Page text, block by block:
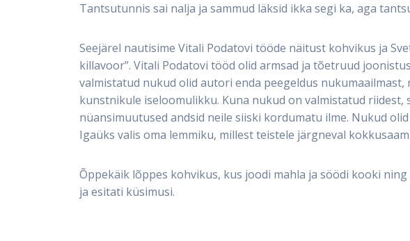
Tantsutunnis sai nalja ja sammud läksid ikka segi ka, aga
Seejärel nautisime Vitali Podatovi tööde näitust kohvikus ja
killavoor”. Vitali Podatovi tööd olid armsad ja tõetruud
valmistatud nukud olid autori enda peegeldus nukumaailmast,
kunstnikule iseloomulikku. Kuna nukud on valmistatud riidest,
nüansimuutused andsid neile siiski kordumatu ilme. Nukud
Igaüks valis oma lemmiku, millest teistele järgneval
Õppekäik lõppes kohvikus, kus joodi mahla ja söödi kooki
ja esitati küsimusi.